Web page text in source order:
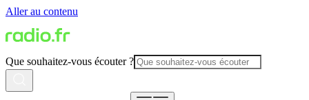
Aller au contenu
Que souhaitez-vous écouter ?